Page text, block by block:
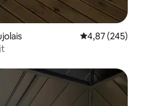
Gemiddelde
4,87 (245)